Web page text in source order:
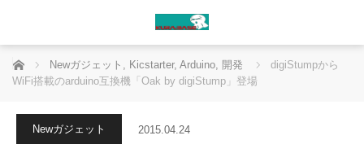
ホーム Newガジェット , Kicstarter, Arduino, 開発
digiStumpから
WiFi搭載のarduino互換機「Oak by digiStump」登場
Newガジェット 2015.04.24